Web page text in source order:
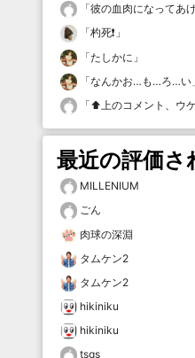
「彼の血肉になってあ
「杓死❗️ 」
「たしかに 」
「なんかお…も…ろ…い
「⬆️上のコメント、ウ
最近の評価さ
MILLENIUM
ごん
肉球の深淵
タムケン2
タムケン2
hikiniku
hikiniku
tsgs